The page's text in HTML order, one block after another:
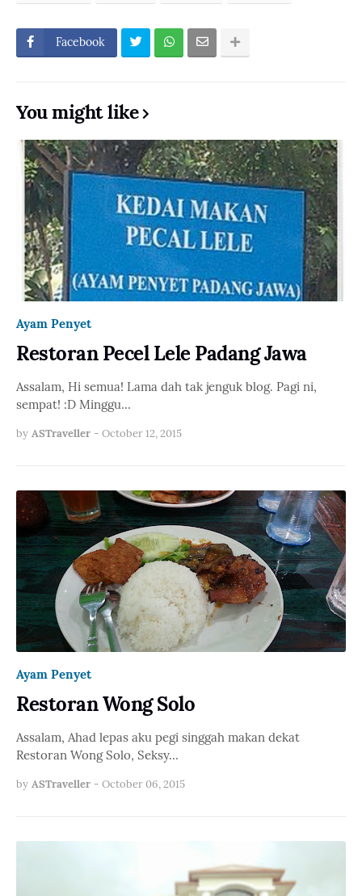
Facebook
You might like
Ayam Penyet
Restoran Pecel Lele Padang Jawa
Assalam, Hi semua! Lama dah tak jenguk blog. Pagi ni,
sempat! :D Minggu…
by ASTraveller - October 12, 2015
Ayam Penyet
Restoran Wong Solo
Assalam, Ahad lepas aku pegi singgah makan dekat
Restoran Wong Solo, Seksy…
by ASTraveller - October 06, 2015